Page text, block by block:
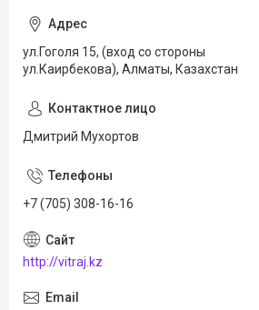
ул.Гоголя 15, (вход со стороны
ул.Каирбекова), Алматы, Казахстан
Дмитрий Мухортов
+7 (705) 308-16-16
http://vitraj.kz